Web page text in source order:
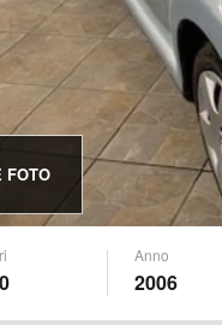
FOTO
Anno
2006